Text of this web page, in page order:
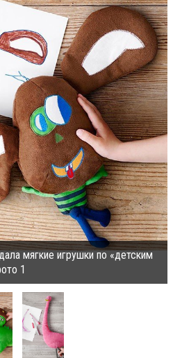
мягкие игрушки по «детским
1